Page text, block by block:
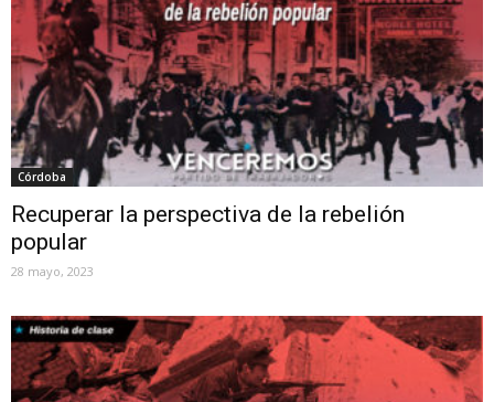
Córdoba
Recuperar la perspectiva de la rebelión
popular
28 mayo, 2023